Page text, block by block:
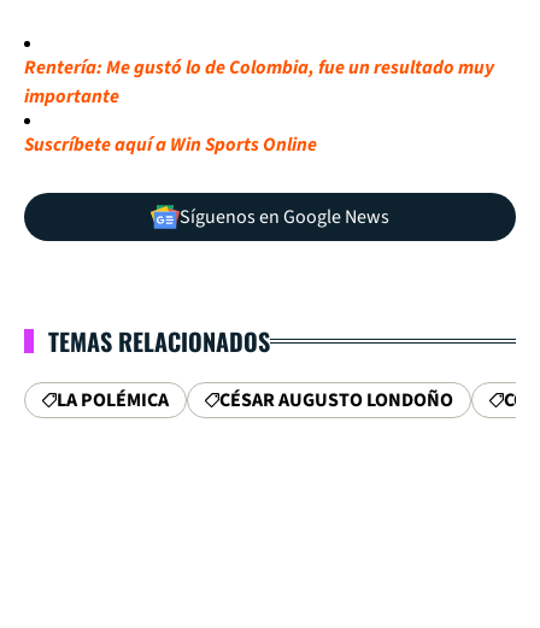
Rentería: Me gustó lo de Colombia, fue un resultado muy
importante
Suscríbete aquí a Win Sports Online
Síguenos en Google News
TEMAS RELACIONADOS
LA POLÉMICA CÉSAR AUGUSTO LONDOÑO